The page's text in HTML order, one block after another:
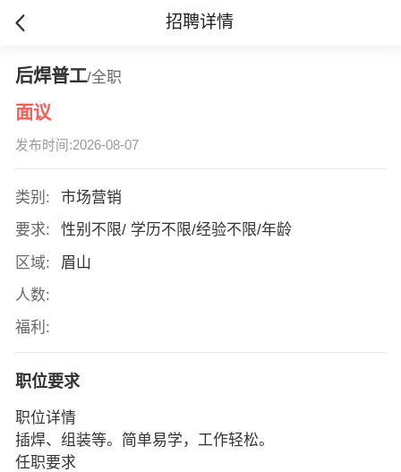
招聘详情
后焊普工/全职
面议
发布时间:2026-08-07
类别:
市场营销
要求:
性别不限/ 学历不限/经验不限/年龄
区域:
眉山
人数:
福利:
职位要求
职位详情
插焊、组装等。简单易学，工作轻松。
任职要求